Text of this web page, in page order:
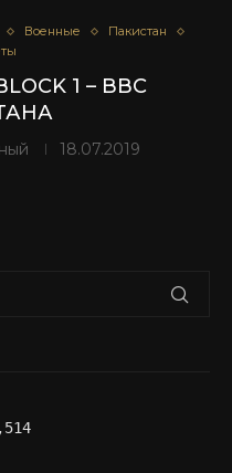
Военные
Пакистан
1 – ВВС
18.07.2019